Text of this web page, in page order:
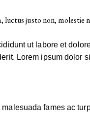
justo non, molestie
ut labore et
Lorem ipsum dolor
fames ac